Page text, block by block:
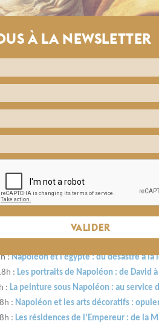
DE 6
en ligne
Arts vous propose un cycle exceptionnel
commémorer le bicentenaire de sa
d’exception, en passant par les
saurez tout sur ces relations
français du XIXesiècle.
:Napoléon et l’égypte : du désastre à la
: Les portraits de Napoléon : de David
: La peinture sous Napoléon : au service
: Napoléon et les arts décoratifs :
: Les résidences de l’Empereur : de la
À LA NEWSLETTER
VALIDER